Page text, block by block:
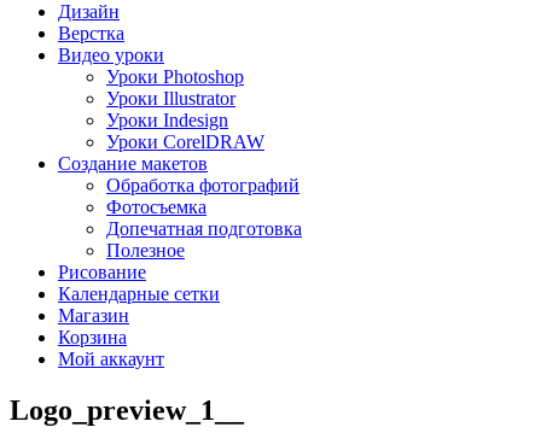
Дизайн
Верстка
Видео уроки
Уроки Photoshop
Уроки Illustrator
Уроки Indesign
Уроки CorelDRAW
Создание макетов
Обработка фотографий
Фотосъемка
Допечатная подготовка
Полезное
Рисование
Календарные сетки
Магазин
Корзина
Мой аккаунт
Logo_preview_1__